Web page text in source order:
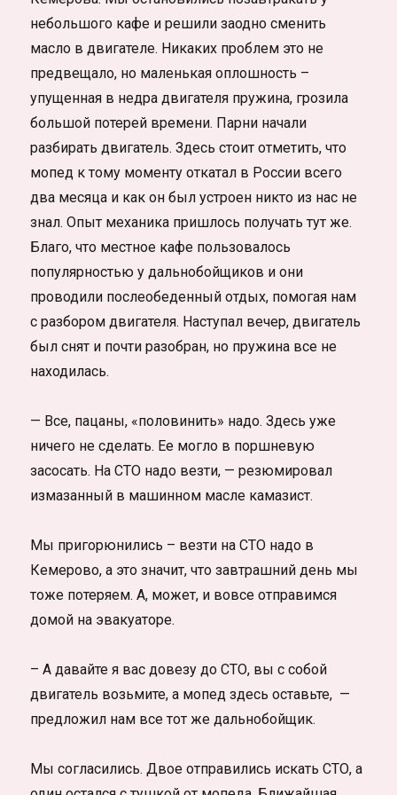
небольшого кафе и решили заодно сменить
масло в двигателе. Никаких проблем это не
предвещало, но маленькая оплошность –
упущенная в недра двигателя пружина, грозила
большой потерей времени. Парни начали
разбирать двигатель. Здесь стоит отметить, что
мопед к тому моменту откатал в России всего
два месяца и как он был устроен никто из нас не
знал. Опыт механика пришлось получать тут же.
Благо, что местное кафе пользовалось
популярностью у дальнобойщиков и они
проводили послеобеденный отдых, помогая нам
с разбором двигателя. Наступал вечер, двигатель
был снят и почти разобран, но пружина все не
находилась.
— Все, пацаны, «половинить» надо. Здесь уже
ничего не сделать. Ее могло в поршневую
засосать. На СТО надо везти, — резюмировал
измазанный в машинном масле камазист.
Мы пригорюнились – везти на СТО надо в
Кемерово, а это значит, что завтрашний день мы
тоже потеряем. А, может, и вовсе отправимся
домой на эвакуаторе.
– А давайте я вас довезу до СТО, вы с собой
двигатель возьмите, а мопед здесь оставьте, —
предложил нам все тот же дальнобойщик.
Мы согласились. Двое отправились искать СТО, а